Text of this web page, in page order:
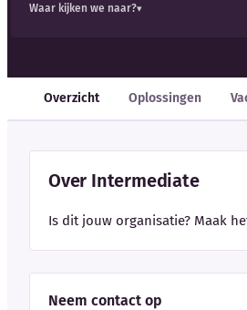
Waar kijken we naar?
Overzicht Oplossingen
Over Intermediate
Is dit jouw organisatie? Maak
Neem contact op